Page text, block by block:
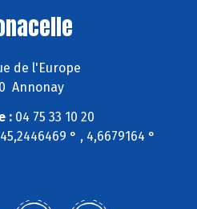
de l'Europe
Annonay
: 04 75 33 10 20
45,2446469 ° , 4,6679164 °